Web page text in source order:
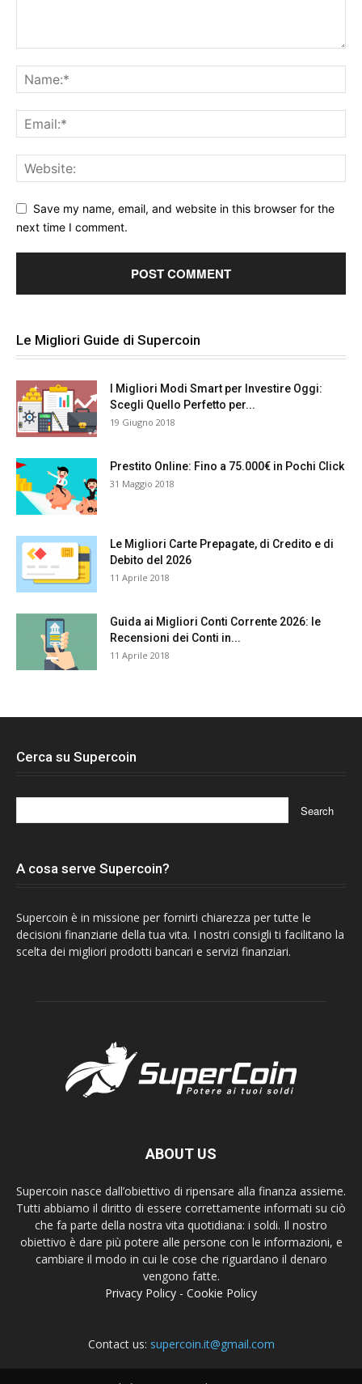
Save my name, email, and website in this browser for the
next time I comment.
Le Migliori Guide di Supercoin
I Migliori Modi Smart per Investire Oggi:
Scegli Quello Perfetto per...
19 Giugno 2018
Prestito Online: Fino a 75.000€ in Pochi Click
31 Maggio 2018
Le Migliori Carte Prepagate, di Credito e di
Debito del 2026
11 Aprile 2018
Guida ai Migliori Conti Corrente 2026: le
Recensioni dei Conti in...
11 Aprile 2018
Cerca su Supercoin
A cosa serve Supercoin?
Supercoin è in missione per fornirti chiarezza per tutte le
decisioni finanziarie della tua vita. I nostri consigli ti facilitano la
scelta dei migliori prodotti bancari e servizi finanziari.
ABOUT US
Supercoin nasce dall’obiettivo di ripensare alla finanza assieme.
Tutti abbiamo il diritto di essere correttamente informati su ciò
che fa parte della nostra vita quotidiana: i soldi. Il nostro
obiettivo è dare più potere alle persone con le informazioni, e
cambiare il modo in cui le cose che riguardano il denaro
vengono fatte.
Privacy Policy - Cookie Policy
Contact us: supercoin.it@gmail.com